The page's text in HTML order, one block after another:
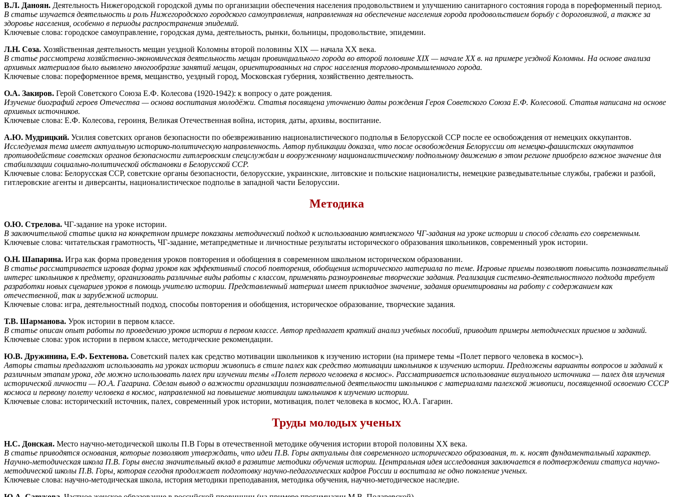
В.Л. Даноян. Деятельность Нижегородской городской думы по организации обеспечения населения продовольствием и улучшению санитарного состояния города в пореформенный период.
В статье изучается деятельность и роль Нижегородского городского самоуправления, направленная на обеспечение населения города продовольствием борьбу с дороговизной, а также за
здоровье населения, особенно в периоды распространения эпидемий.
Ключевые слова: городское самоуправление, городская дума, деятельность, рынки, больницы, продовольствие, эпидемии.
Л.Н. Соза. Хозяйственная деятельность мещан уездной Коломны второй половины XIX — начала ХХ века.
В статье рассмотрена хозяйственно-экономическая деятельность мещан провинциального города во второй половине XIX — начале ХХ в. на примере уездной Коломны. На основе анализа
архивных материалов было выявлено многообразие занятий мещан, ориентированных на спрос населения торгово-промышленного города.
Ключевые слова: пореформенное время, мещанство, уездный город, Московская губерния, хозяйственно деятельность.
О.А. Закиров. Герой Советского Союза Е.Ф. Колесова (1920-1942): к вопросу о дате рождения.
Изучение биографий героев Отечества — основа воспитания молодёжи. Статья посвящена уточнению даты рождения Героя Советского Союза Е.Ф. Колесовой. Статья написана на основе
архивных источников.
Ключевые слова: Е.Ф. Колесова, героиня, Великая Отечественная война, история, даты, архивы, воспитание.
А.Ю. Мудрицкий. Усилия советских органов безопасности по обезвреживанию националистического подполья в Белорусской ССР после ее освобождения от немецких оккупантов.
Исследуемая тема имеет актуальную историко-политическую направленность. Автор публикации доказал, что после освобождения Белоруссии от немецко-фашистских оккупантов
противодействие советских органов безопасности гитлеровским спецслужбам и вооруженному националистическому подпольному движению в этом регионе приобрело важное значение для
стабилизации социально-политической обстановки в Белорусской ССР.
Ключевые слова: Белорусская ССР, советские органы безопасности, белорусские, украинские, литовские и польские националисты, немецкие разведывательные службы, грабежи и разбой,
гитлеровские агенты и диверсанты, националистическое подполье в западной части Белоруссии.
Методика
О.Ю. Стрелова. ЧГ-задание на уроке истории.
В заключительной статье цикла на конкретном примере показаны методический подход к использованию комплексного ЧГ-задания на уроке истории и способ сделать его современным.
Ключевые слова: читательская грамотность, ЧГ-задание, метапредметные и личностные результаты исторического образования школьников, современный урок истории.
О.Н. Шапарина. Игра как форма проведения уроков повторения и обобщения в современном школьном историческом образовании.
В статье рассматривается игровая форма уроков как эффективный способ повторения, обобщения исторического материала по теме. Игровые приемы позволяют повысить познавательный
интерес школьников к предмету, организовать различные виды работы с классом, применять разноуровневые творческие задания. Реализация системно-деятельностного подхода требует
разработки новых сценариев уроков в помощь учителю истории. Представленный материал имеет прикладное значение, задания ориентированы на работу с содержанием как
отечественной, так и зарубежной истории.
Ключевые слова: игра, деятельностный подход, способы повторения и обобщения, историческое образование, творческие задания.
Т.В. Шарманова. Урок истории в первом классе.
В статье описан опыт работы по проведению уроков истории в первом классе. Автор предлагает краткий анализ учебных пособий, приводит примеры методических приемов и заданий.
Ключевые слова: урок истории в первом классе, методические рекомендации.
Ю.В. Дружинина, Е.Ф. Бехтенова. Советский палех как средство мотивации школьников к изучению истории (на примере темы «Полет первого человека в космос»).
Авторы статьи предлагают использовать на уроках истории живопись в стиле палех как средство мотивации школьников к изучению истории. Предложены варианты вопросов и заданий к
различным этапам урока, где можно использовать палех при изучении темы «Полет первого человека в космос». Рассматривается использование визуального источника — палех для изучения
исторической личности — Ю.А. Гагарина. Сделан вывод о важности организации познавательной деятельности школьников с материалами палехской живописи, посвященной освоению СССР
космоса и первому полету человека в космос, направленной на повышение мотивации школьников к изучению истории.
Ключевые слова: исторический источник, палех, современный урок истории, мотивация, полет человека в космос, Ю.А. Гагарин.
Труды молодых ученых
Н.С. Донская. Место научно-методической школы П.В Горы в отечественной методике обучения истории второй половины XX века.
В статье приводятся основания, которые позволяют утверждать, что идеи П.В. Горы актуальны для современного исторического образования, т. к. носят фундаментальный характер.
Научно-методическая школа П.В. Горы внесла значительный вклад в развитие методики обучения истории. Центральная идея исследования заключается в подтверждении статуса научно-
методической школы П.В. Горы, которая сегодня продолжает подготовку научно-педагогических кадров России и воспитала не одно поколение ученых.
Ключевые слова: научно-методическая школа, история методики преподавания, методика обучения, научно-методическое наследие.